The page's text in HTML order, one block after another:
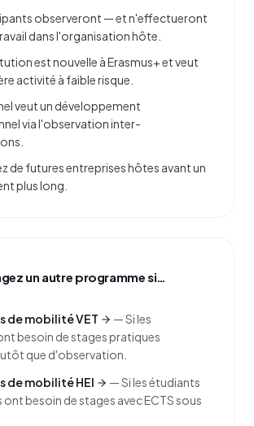
observeront — et n'effectueront
dans l'organisation hôte.
est nouvelle à Erasmus+ et veut
activité à faible risque.
veut un développement
via l'observation inter-
de futures entreprises hôtes avant un
plus long.
un autre programme si…
de mobilité VET —Si les
besoin de stages pratiques
que d'observation.
de mobilité HEI
—Si les étudiants
ont besoin de stages avec ECTS sous